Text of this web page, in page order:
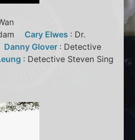
Cary Elwes : Dr.
Danny Glover : Detective
: Detective Steven Sing